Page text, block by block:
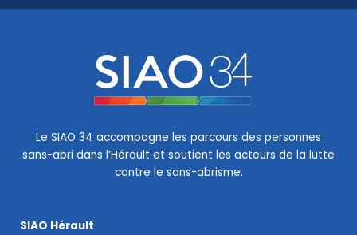
Le SIAO 34 accompagne les parcours des personnes
sans-abri dans l’Hérault et soutient les acteurs de la lutte
contre le sans-abrisme.
SIAO Hérault